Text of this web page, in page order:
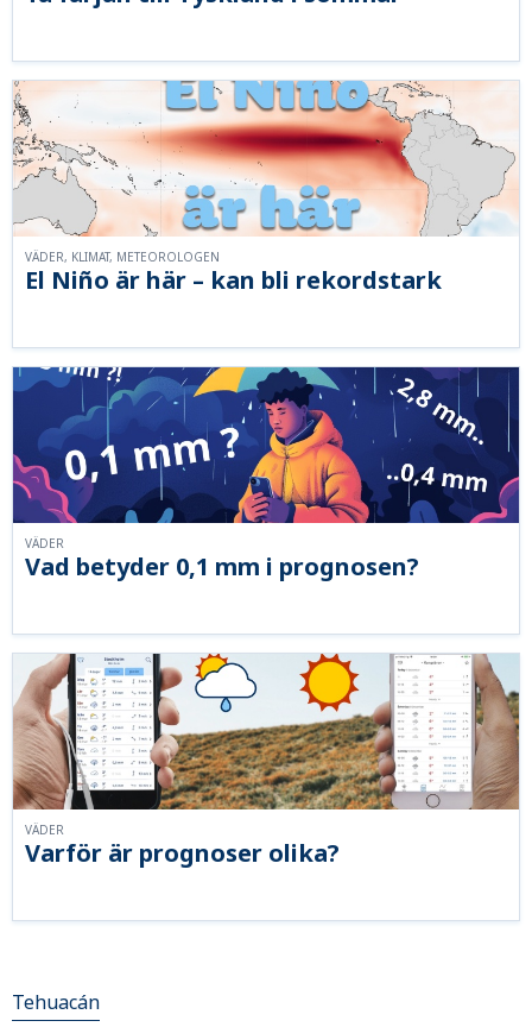
El Niño är här – kan bli rekordstark
VÄDER, KLIMAT, METEOROLOGEN
Vad betyder 0,1 mm i prognosen?
VÄDER
Varför är prognoser olika?
VÄDER
Tehuacán